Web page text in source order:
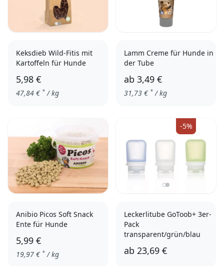
Keksdieb Wild-Fitis mit
Kartoffeln für Hunde
5,98 €
47,84 € * / kg
Lamm Creme für Hunde in
der Tube
ab 3,49 €
31,73 € * / kg
Anibio Picos Soft Snack
Ente für Hunde
5,99 €
19,97 € * / kg
-5%
Leckerlitube GoToob+ 3er-
Pack
transparent/grün/blau
ab 23,69 €